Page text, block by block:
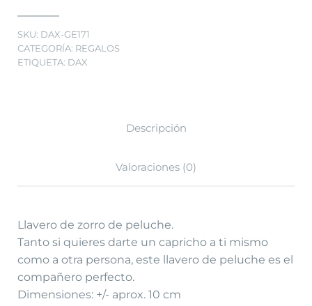
SKU: DAX-GE171
CATEGORÍA: REGALOS
ETIQUETA: DAX
Descripción
Valoraciones (0)
Llavero de zorro de peluche.
Tanto si quieres darte un capricho a ti mismo
como a otra persona, este llavero de peluche es el
compañero perfecto.
Dimensiones: +/- aprox. 10 cm